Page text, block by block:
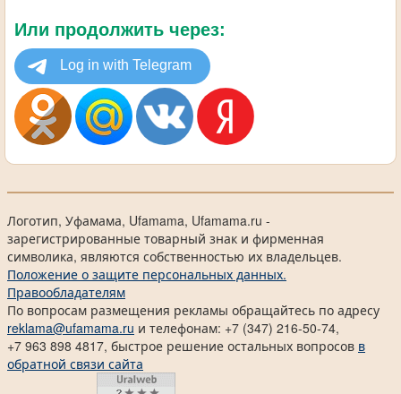
Или продолжить через:
Логотип, Уфамама, Ufamama, Ufamama.ru -
зарегистрированные товарный знак и фирменная
символика, являются собственностью их владельцев.
Положение о защите персональных данных.
Правообладателям
По вопросам размещения рекламы обращайтесь по адресу
reklama@ufamama.ru и телефонам: +7 (347) 216-50-74,
+7 963 898 4817, быстрое решение остальных вопросов в
обратной связи сайта